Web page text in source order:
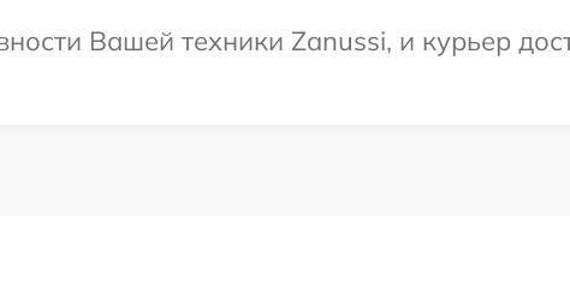
Вашей техники Zanussi, и курьер